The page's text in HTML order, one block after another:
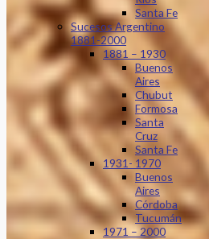
Santa Fe
Sucesos Argentino
1881-2000
1881 – 1930
Buenos
Aires
Chubut
Formosa
Santa
Cruz
Santa Fe
1931- 1970
Buenos
Aires
Córdoba
Tucumán
1971 – 2000